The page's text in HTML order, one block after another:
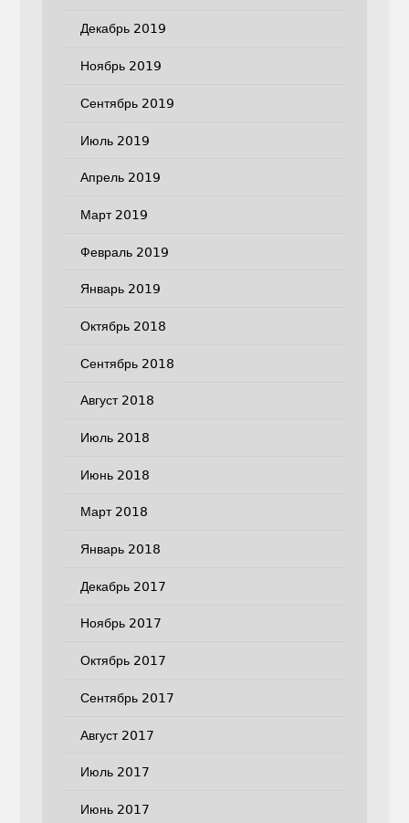
Декабрь 2019
Ноябрь 2019
Сентябрь 2019
Июль 2019
Апрель 2019
Март 2019
Февраль 2019
Январь 2019
Октябрь 2018
Сентябрь 2018
Август 2018
Июль 2018
Июнь 2018
Март 2018
Январь 2018
Декабрь 2017
Ноябрь 2017
Октябрь 2017
Сентябрь 2017
Август 2017
Июль 2017
Июнь 2017